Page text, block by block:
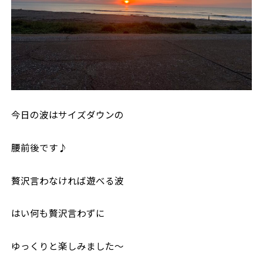
今日の波はサイズダウンの
腰前後です♪
贅沢言わなければ遊べる波
はい何も贅沢言わずに
ゆっくりと楽しみました〜
SNS